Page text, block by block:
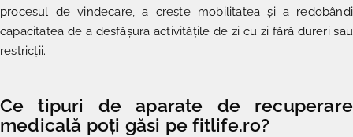
procesul de vindecare, a crește mobilitatea și a redobândi
capacitatea de a desfășura activitățile de zi cu zi fără dureri sau
restricții.
Ce tipuri de aparate de recuperare
medicală poți găsi pe fitlife.ro?